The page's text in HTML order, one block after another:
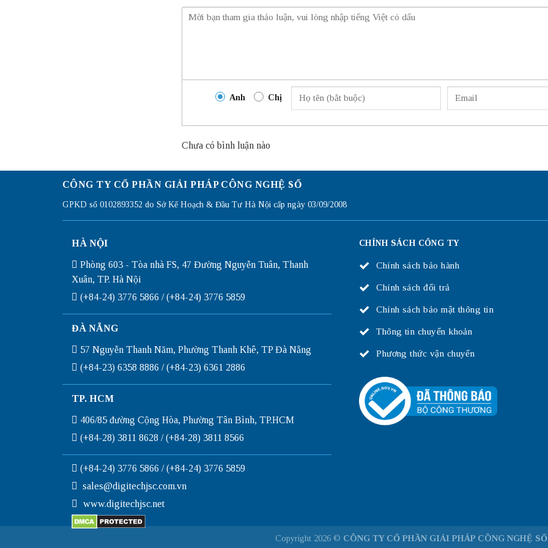
Anh Chị
Chưa có bình luận nào
CÔNG TY CỔ PHẦN GIẢI PHÁP CÔNG NGHỆ SỐ
GPKD số 0102893352 do Sở Kế Hoạch & Đầu Tư Hà Nội cấp ngày 03/09/2008
HÀ NỘI
Phòng 603 - Tòa nhà FS, 47 Đường Nguyễn Tuân, Thanh
Xuân, TP. Hà Nội
(+84-24) 3776 5866 / (+84-24) 3776 5859
ĐÀ NẴNG
57 Nguyễn Thanh Năm, Phường Thanh Khê, TP Đà Nẵng
(+84-23) 6358 8886 / (+84-23) 6361 2886
TP. HCM
406/85 đường Cộng Hòa, Phường Tân Bình, TP.HCM
(+84-28) 3811 8628 / (+84-28) 3811 8566
(+84-24) 3776 5866 / (+84-24) 3776 5859
sales@digitechjsc.com.vn
www.digitechjsc.net
CHÍNH SÁCH CÔNG TY
Chính sách bảo hành
Chính sách đổi trả
Chính sách bảo mật thông tin
Thông tin chuyển khoản
Phương thức vận chuyển
Copyright 2026 © CÔNG TY CỔ PHẦN GIẢI PHÁP CÔNG NGHỆ SỐ